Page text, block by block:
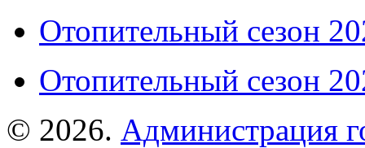
Отопительный сезон
Отопительный сезон
© 2026. Администрация